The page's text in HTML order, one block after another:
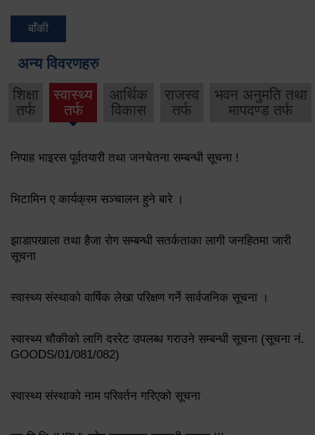
बाँकी
अन्य विवरणहरु
शिक्षा
तर्फ
स्वास्थ्य
तर्फ
आर्थिक
विकास
राजस्व
तर्फ
भवन अनुमति तथा
मापदण्ड तर्फ
निपाह भाइरस पूर्वतयारी तथा जनचेतना सम्बन्धी सूचना !
भिटामिन ए कार्यक्रम सञ्चालन हुने बारे ।
झाडापखाला तथा हैजा रोग सम्बन्धी सतर्कताका लागी जनहितमा जारी
सूचना
स्वास्थ्य संस्थाको वार्षिक लेखा परिक्षण गर्ने सार्वजनिक सूचना ।
स्वास्थ्य चौकीको लागि दररेट उपलब्ध गराउने सम्बन्धी सूचना (सूचना नं.
GOODS/01/081/082)
स्वास्थ्य संस्थाको नाम परिवर्तन गरिएको सूचना